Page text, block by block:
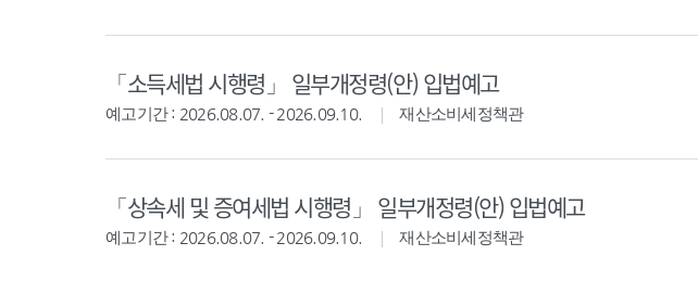
「소득세법 시행령」 일부개정령(안) 입법예고
예고기간 : 2026.08.07. - 2026.09.10. 재산소비세정책관
「상속세 및 증여세법 시행령」 일부개정령(안) 입법예고
예고기간 : 2026.08.07. - 2026.09.10. 재산소비세정책관